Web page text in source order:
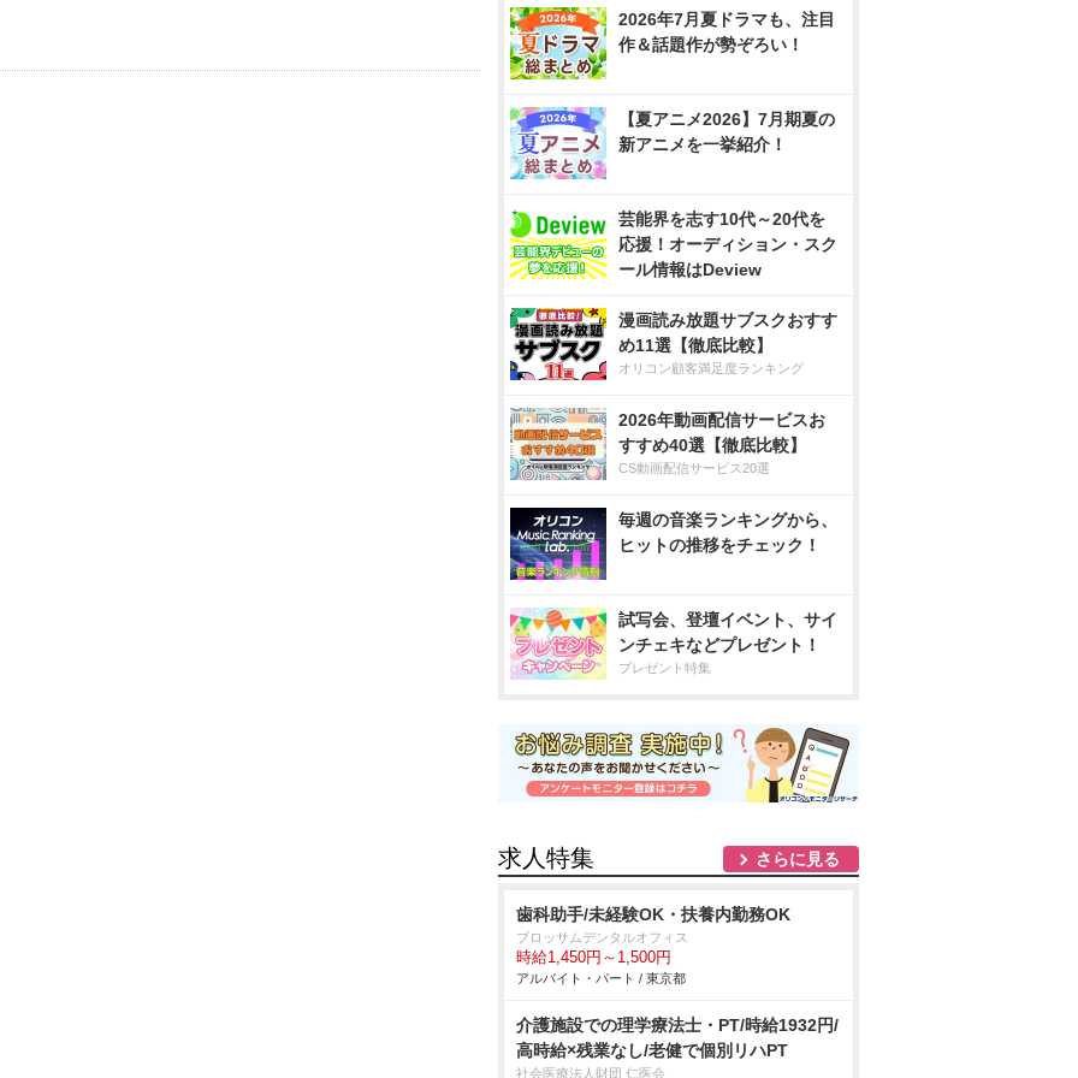
2026年7月夏ドラマも、注目
作＆話題作が勢ぞろい！
【夏アニメ2026】7月期夏の
新アニメを一挙紹介！
芸能界を志す10代～20代を
応援！オーディション・スク
ール情報はDeview
漫画読み放題サブスクおすす
め11選【徹底比較】
オリコン顧客満足度ランキング
2026年動画配信サービスお
すすめ40選【徹底比較】
CS動画配信サービス20選
毎週の音楽ランキングから、
ヒットの推移をチェック！
試写会、登壇イベント、サイ
ンチェキなどプレゼント！
プレゼント特集
求人特集 さらに見る
歯科助手/未経験OK・扶養内勤務OK
ブロッサムデンタルオフィス
時給1,450円～1,500円
アルバイト・パート / 東京都
介護施設での理学療法士・PT/時給1932円/
高時給×残業なし/老健で個別リハPT
社会医療法人財団 仁医会